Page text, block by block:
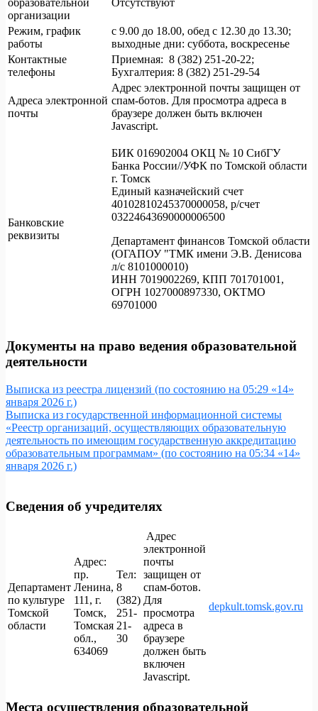
организации
Режим, график
работы
с 9.00 до 18.00, обед с 12.30 до 13.30;
выходные дни: суббота, воскресенье
Контактные
телефоны
Приемная: 8 (382) 251-20-22;
Бухгалтерия: 8 (382) 251-29-54
Адреса электронной
почты
Адрес электронной почты защищен от
спам-ботов. Для просмотра адреса в
браузере должен быть включен
Javascript.
Банковские
реквизиты
БИК 016902004 ОКЦ № 10 СибГУ
Банка России//УФК по Томской области
г. Томск
Единый казначейский счет
40102810245370000058, р/счет
03224643690000006500
Департамент финансов Томской области
(ОГАПОУ "ТМК имени Э.В. Денисова
л/с 8101000010)
ИНН 7019002269, КПП 701701001,
ОГРН 1027000897330, ОКТМО
69701000
Документы на право ведения образовательной
деятельности
Выписка из реестра лицензий (по состоянию на 05:29 «14»
января 2026 г.)
Выписка из государственной информационной системы
«Реестр организаций, осуществляющих образовательную
деятельность по имеющим государственную аккредитацию
образовательным программам» (по состоянию на 05:34 «14»
января 2026 г.)
Сведения об учредителях
Департамент
по культуре
Томской
области
Адрес:
пр.
Ленина,
111, г.
Томск,
Томская
обл.,
634069
Тел:
8
(382)
251-
21-
30
Адрес
электронной
почты
защищен от
спам-ботов.
Для
просмотра
адреса в
браузере
должен быть
включен
Javascript.
depkult.tomsk.gov.ru
Места осуществления образовательной